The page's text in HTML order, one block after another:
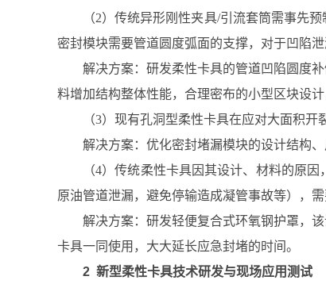
（2）传统异形刚性夹具/引流套筒需事先
密封模块需要管道圆度弧面的支撑，对于凹陷
解决方案：研发柔性卡具的管道凹陷圆度
料增加结构整体性能，合理密布的小型区块设
（3）现有孔洞型柔性卡具在应对大面积
解决方案：优化密封堵漏模块的设计结构
（4）传统柔性卡具因其设计、材料的原
原油管道泄漏，避免停输造成凝管事故等），
解决方案：研发轻便复合式环氧钢护罩，
卡具一同使用，大大延长应急封堵的时间。
2 新型柔性卡具技术研发与现场应用测试